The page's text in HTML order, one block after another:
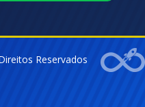
Reservados